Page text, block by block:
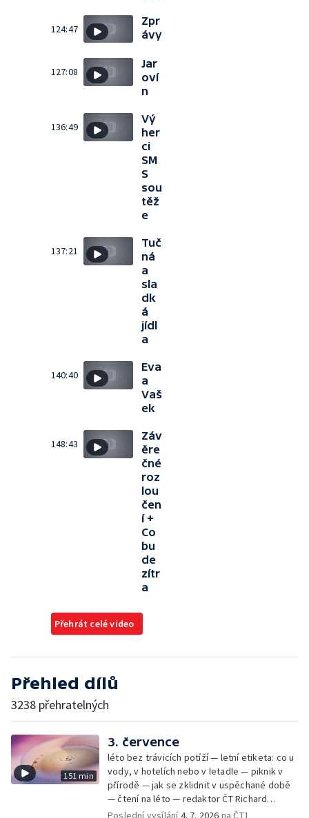
124:47
Zpr
ávy
127:08
Jar
oví
n
136:49
Vý
her
ci
SM
S
sou
těž
e
137:21
Tuč
ná
a
sla
dk
á
jídl
a
140:40
Eva
a
Vaš
ek
148:43
Záv
ěre
čné
roz
lou
čen
í +
Co
bu
de
zítr
a
Přehrát celé video
Přehled dílů
3238 přehratelných
151 min
3. července
léto bez trávicích potíží — letní etiketa: co u
vody, v hotelích nebo v letadle — piknik v
přírodě — jak se zklidnit v uspěchané době
— čtení na léto — redaktor ČT Richard
Samko
Poslední vysílání4. 7. 2026 na ČT1